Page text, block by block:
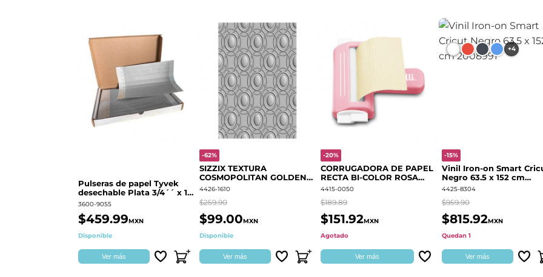
Pulseras de papel Tyvek
desechable Plata 3/4´´ x 10
´´
3600-9055
$459.99MXN
Disponible
Ver más
-62%
SIZZIX TEXTURA
COSMOPOLITAN GOLDEN
RINGS S.PARK 666700
4426-1610
$259.90
$99.00MXN
Disponible
Ver más
-20%
CORRUGADORA DE PAPEL
RECTA BI-COLOR ROSA
QUELLI
4415-0050
$189.89
$151.92MXN
Agotado
Ver más
+4
-15%
Vinil Iron-on Smart
Negro 63.5 x 152 cm
2008991
4425-8304
$959.90
$815.92MXN
Quedan 1
Ver más